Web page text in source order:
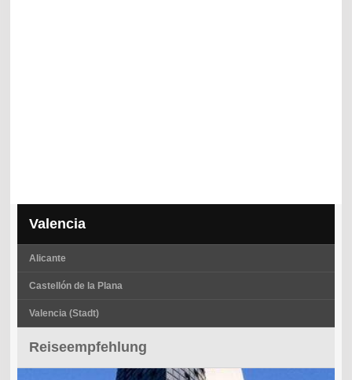
Valencia
Alicante
Castellón de la Plana
Valencia (Stadt)
Reiseempfehlung